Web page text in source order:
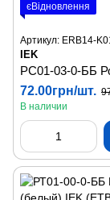
єВідновлення
Артикул: ERB14-
IEK
РС01-03-0-ББ
72.00грн/шт.
В наличии